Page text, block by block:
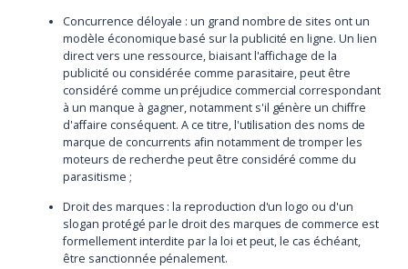
Concurrence déloyale : un grand nombre de sites ont un
modèle économique basé sur la publicité en ligne. Un lien
direct vers une ressource, biaisant l'affichage de la
publicité ou considérée comme parasitaire, peut être
considéré comme un préjudice commercial correspondant
à un manque à gagner, notamment s'il génère un chiffre
d'affaire conséquent. A ce titre, l'utilisation des noms de
marque de concurrents afin notamment de tromper les
moteurs de recherche peut être considéré comme du
parasitisme ;
Droit des marques : la reproduction d'un logo ou d'un
slogan protégé par le droit des marques de commerce est
formellement interdite par la loi et peut, le cas échéant,
être sanctionnée pénalement.